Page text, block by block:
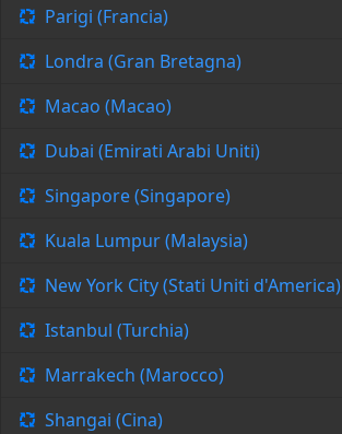
Parigi (Francia)
Londra (Gran Bretagna)
Macao (Macao)
Dubai (Emirati Arabi Uniti)
Singapore (Singapore)
Kuala Lumpur (Malaysia)
New York City (Stati Uniti d'America)
Istanbul (Turchia)
Marrakech (Marocco)
Shangai (Cina)